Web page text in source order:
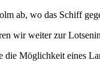
ab, wo das Schiff
wir weiter zur
die Möglichkeit eines